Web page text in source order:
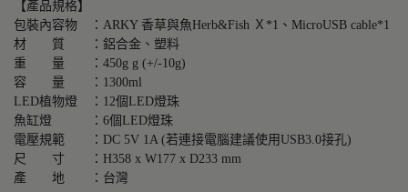
【產品規格】
包裝內容物　：ARKY 香草與魚Herb&Fish Ｘ*1、MicroUSB cable*1
材　　質　　：鋁合金、塑料
重　　量　　：450g g (+/-10g)
容　　量　　：1300ml
LED植物燈　：12個LED燈珠
魚缸燈　　　：6個LED燈珠
電壓規範　　：DC 5V 1A (若連接電腦建議使用USB3.0接孔)
尺　　寸　　：H358 x W177 x D233 mm
產　　地　　：台灣